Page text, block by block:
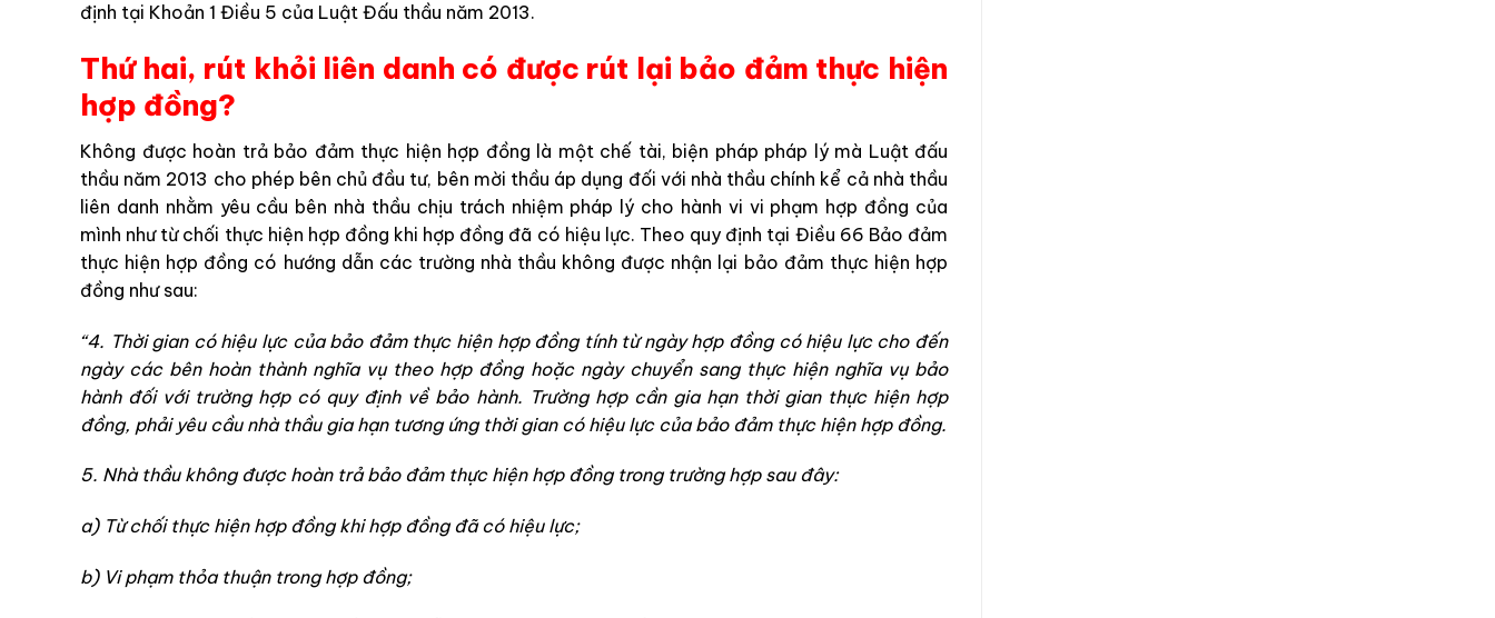
định tại Khoản 1 Điều 5 của Luật Đấu thầu năm 2013.
Thứ hai, rút khỏi liên danh có được rút lại bảo đảm thực hiện
hợp đồng?
Không được hoàn trả bảo đảm thực hiện hợp đồng là một chế tài, biện pháp pháp lý mà Luật đấu
thầu năm 2013 cho phép bên chủ đầu tư, bên mời thầu áp dụng đối với nhà thầu chính kể cả nhà thầu
liên danh nhằm yêu cầu bên nhà thầu chịu trách nhiệm pháp lý cho hành vi vi phạm hợp đồng của
mình như từ chối thực hiện hợp đồng khi hợp đồng đã có hiệu lực. Theo quy định tại Điều 66 Bảo đảm
thực hiện hợp đồng có hướng dẫn các trường nhà thầu không được nhận lại bảo đảm thực hiện hợp
đồng như sau:
“4. Thời gian có hiệu lực của bảo đảm thực hiện hợp đồng tính từ ngày hợp đồng có hiệu lực cho đến
ngày các bên hoàn thành nghĩa vụ theo hợp đồng hoặc ngày chuyển sang thực hiện nghĩa vụ bảo
hành đối với trường hợp có quy định về bảo hành. Trường hợp cần gia hạn thời gian thực hiện hợp
đồng, phải yêu cầu nhà thầu gia hạn tương ứng thời gian có hiệu lực của bảo đảm thực hiện hợp đồng.
5. Nhà thầu không được hoàn trả bảo đảm thực hiện hợp đồng trong trường hợp sau đây:
a) Từ chối thực hiện hợp đồng khi hợp đồng đã có hiệu lực;
b) Vi phạm thỏa thuận trong hợp đồng;